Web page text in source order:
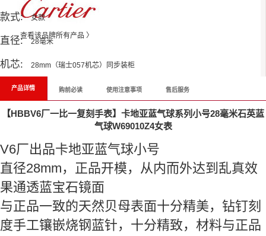
查看该品牌所有产品 〉
款式: 女款
直径: 28毫米
机芯: 28mm（瑞士057机芯）同步装柜
产品详情 购前必读 使用注意事项 售后服务
【HBBV6厂一比一复刻手表】卡地亚蓝气球系列小号28毫米石英蓝
气球W69010Z4女表
V6厂出品卡地亚蓝气球小号
直径28mm，正品开模，从内而外达到乱真效
果通透蓝宝石镜面
与正品一致的天然贝母表面十分精美，钻钉刻
度手工镶嵌烧钢蓝针，十分精致，材料与正品